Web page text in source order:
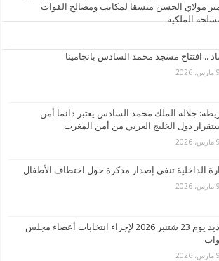
مولاي الحسن منسقا لمكاتب ومصالح القوات
الملكية
.. افتتاح مسجد محمد السادس بانجامينا
9 مارس، 2026
جلالة الملك محمد السادس يعتبر دائما أمن
دول الخليج العربي من أمن المغرب
9 مارس، 2026
الداخلية تنفي إصدار مذكرة حول اختطاف الأطفال
9 مارس، 2026
تحديد يوم 23 شتنبر 2026 لإجراء انتخابات أعضاء مجلس
9 مارس، 2026